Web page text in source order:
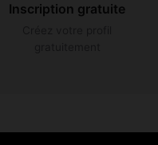
Inscription gratuite